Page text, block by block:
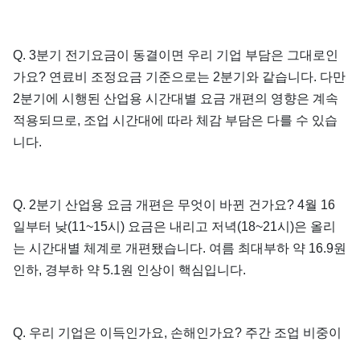
Q. 3분기 전기요금이 동결이면 우리 기업 부담은 그대로인
가요? 연료비 조정요금 기준으로는 2분기와 같습니다. 다만
2분기에 시행된 산업용 시간대별 요금 개편의 영향은 계속
적용되므로, 조업 시간대에 따라 체감 부담은 다를 수 있습
니다.
Q. 2분기 산업용 요금 개편은 무엇이 바뀐 건가요? 4월 16
일부터 낮(11~15시) 요금은 내리고 저녁(18~21시)은 올리
는 시간대별 체계로 개편됐습니다. 여름 최대부하 약 16.9원
인하, 경부하 약 5.1원 인상이 핵심입니다.
Q. 우리 기업은 이득인가요, 손해인가요? 주간 조업 비중이